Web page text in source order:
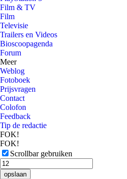
Film & TV
Film
Televisie
Trailers en Videos
Bioscoopagenda
Forum
Meer
Weblog
Fotoboek
Prijsvragen
Contact
Colofon
Feedback
Tip de redactie
FOK!
FOK!
Scrollbar gebruiken
opslaan